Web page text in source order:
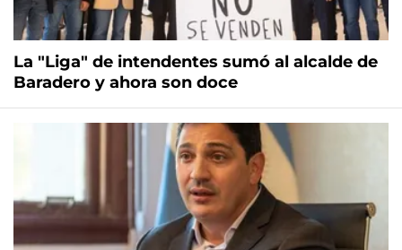
La "Liga" de intendentes sumó al alcalde de
Baradero y ahora son doce